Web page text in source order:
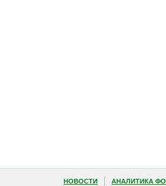
НОВОСТИ АНАЛИТИКА